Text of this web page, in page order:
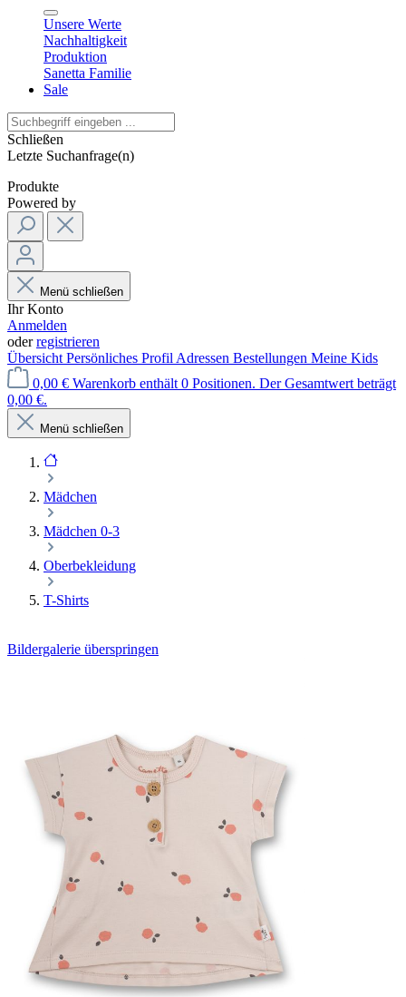
Unsere Werte
Nachhaltigkeit
Produktion
Sanetta Familie
Sale
Schließen
Letzte Suchanfrage(n)
Produkte
Powered by
Menü schließen
Ihr Konto
Anmelden
oderregistrieren
Übersicht Persönliches Profil Adressen Bestellungen Meine Kids
0,00 € Warenkorb enthält 0 Positionen. Der Gesamtwert beträgt
0,00 €.
Menü schließen
Mädchen
Mädchen 0-3
Oberbekleidung
T-Shirts
Bildergalerie überspringen